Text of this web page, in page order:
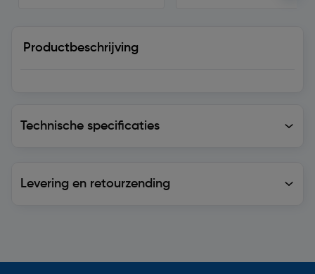
Productbeschrijving
Technische specificaties
Levering en retourzending